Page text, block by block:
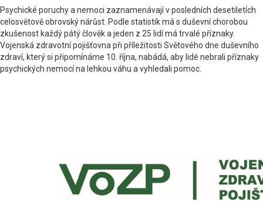
Psychické poruchy a nemoci zaznamenávají v posledních desetiletích
celosvětově obrovský nárůst. Podle statistik má s duševní chorobou
zkušenost každý pátý člověk a jeden z 25 lidí má trvalé příznaky.
Vojenská zdravotní pojišťovna při příležitosti Světového dne duševního
zdraví, který si připomínáme 10. října, nabádá, aby lidé nebrali příznaky
psychických nemocí na lehkou váhu a vyhledali pomoc.